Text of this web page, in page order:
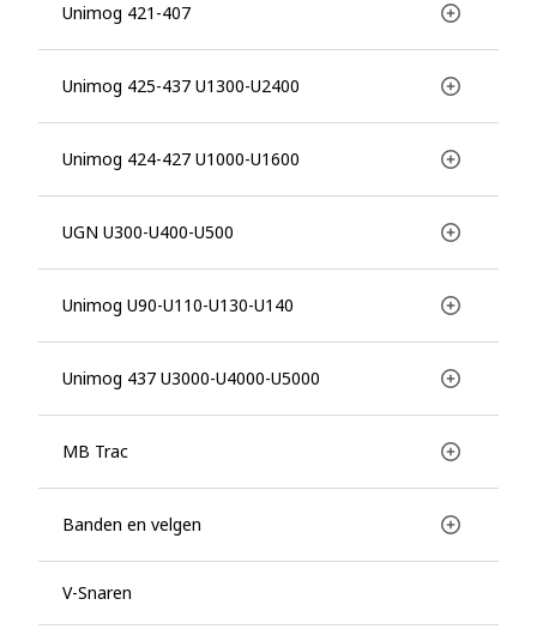
Unimog 421-407
Unimog 425-437 U1300-U2400
Unimog 424-427 U1000-U1600
UGN U300-U400-U500
Unimog U90-U110-U130-U140
Unimog 437 U3000-U4000-U5000
MB Trac
Banden en velgen
V-Snaren